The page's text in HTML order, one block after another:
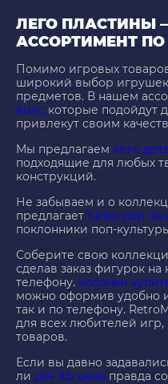
ЛЕГО ПЛАСТИНЫ
АССОРТИМЕНТ
Помимо игровых
широкий выбор
предметов. В нашем
вилс которые подойдут
привлекут своим
Мы предлагаем лего
подходящие для любых
конструкций.
Не забываем и о
предлагает funko pop
поклонники поп-
Соберите свою
сделав заказ фигурок
телефону. колонки
можно оформив удобно и
так и по телефону.
для всех любителей
товаров.
Если вы давно
ли ps4 1tb цена правда